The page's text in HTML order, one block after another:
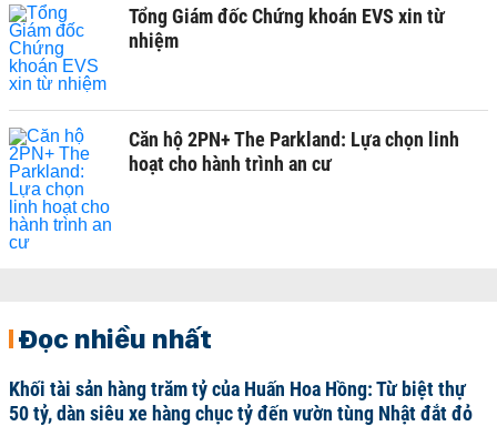
Tổng Giám đốc Chứng khoán EVS xin từ
nhiệm
Căn hộ 2PN+ The Parkland: Lựa chọn linh
hoạt cho hành trình an cư
Đọc nhiều nhất
Khối tài sản hàng trăm tỷ của Huấn Hoa Hồng: Từ biệt thự
50 tỷ, dàn siêu xe hàng chục tỷ đến vườn tùng Nhật đắt đỏ